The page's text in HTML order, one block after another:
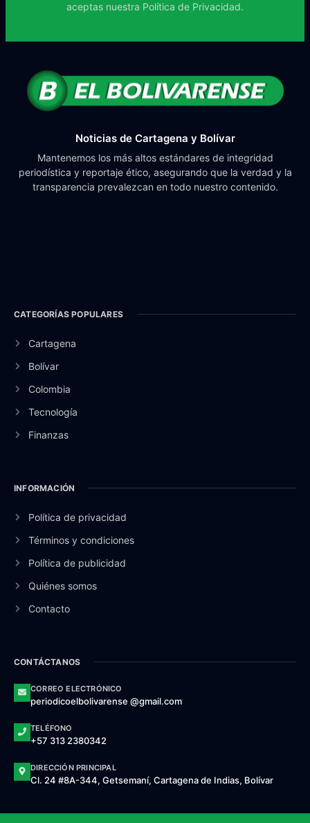
aceptas nuestra Política de Privacidad.
Noticias de Cartagena y Bolívar
Mantenemos los más altos estándares de integridad
periodística y reportaje ético, asegurando que la verdad y la
transparencia prevalezcan en todo nuestro contenido.
CATEGORÍAS POPULARES
Cartagena
Bolívar
Colombia
Tecnología
Finanzas
INFORMACIÓN
Política de privacidad
Términos y condiciones
Política de publicidad
Quiénes somos
Contacto
CONTÁCTANOS
CORREO ELECTRÓNICO
periodicoelbolivarense @gmail.com
TELÉFONO
+57 313 2380342
DIRECCIÓN PRINCIPAL
Cl. 24 #8A-344, Getsemaní, Cartagena de Indias, Bolívar